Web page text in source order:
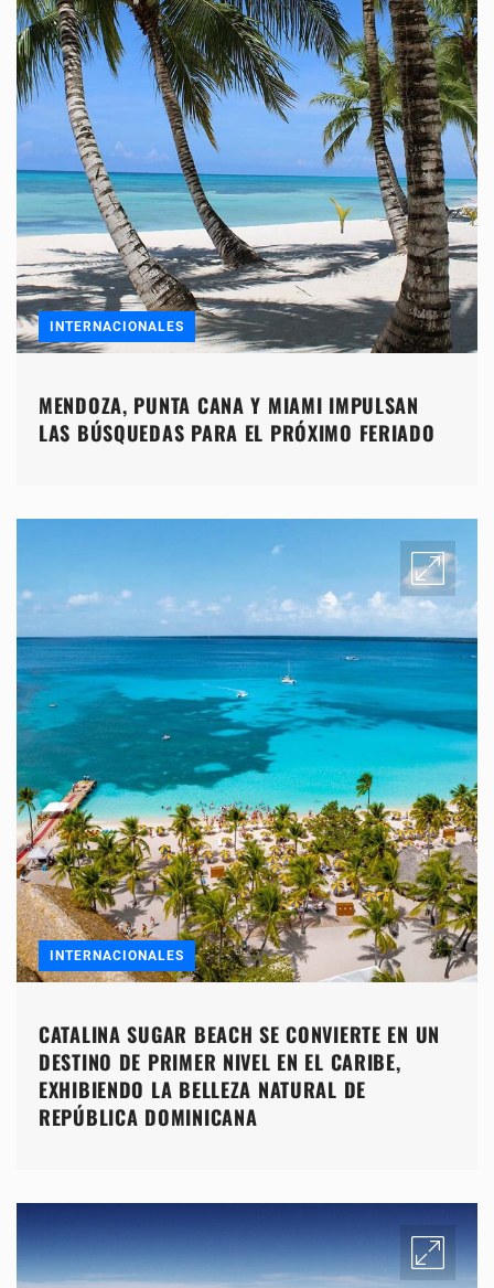
INTERNACIONALES
MENDOZA, PUNTA CANA Y MIAMI IMPULSAN
LAS BÚSQUEDAS PARA EL PRÓXIMO FERIADO
INTERNACIONALES
CATALINA SUGAR BEACH SE CONVIERTE EN UN
DESTINO DE PRIMER NIVEL EN EL CARIBE,
EXHIBIENDO LA BELLEZA NATURAL DE
REPÚBLICA DOMINICANA